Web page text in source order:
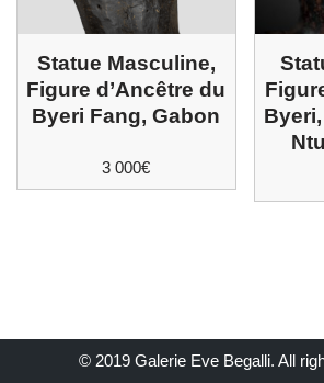
Statue Masculine,
Figure d’Ancêtre du
Byeri Fang, Gabon
3 000€
© 2019 Galerie Eve Begalli. All